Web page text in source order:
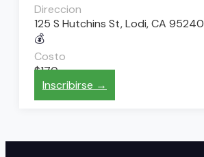
Direccion
125 S Hutchins St, Lodi, CA 95240
💰
Costo
$170
Inscribirse →